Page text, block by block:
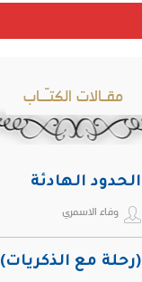
مقـالات الكتـّـاب
الحدود الهادئة
وفاء الاسمري
(رحلة مع الذكريات)